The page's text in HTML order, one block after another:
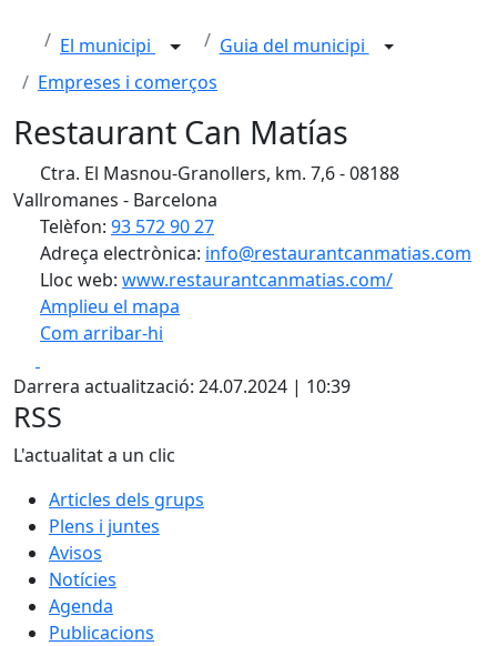
El municipi
Guia del municipi
Empreses i comerços
Restaurant Can Matías
Ctra. El Masnou-Granollers, km. 7,6 - 08188
Vallromanes - Barcelona
Telèfon: 93 572 90 27
Adreça electrònica: info@restaurantcanmatias.com
Lloc web: www.restaurantcanmatias.com/
Amplieu el mapa
Com arribar-hi
+
−
Darrera actualització: 24.07.2024 | 10:39
RSS
L'actualitat a un clic
Articles dels grups
Plens i juntes
Avisos
Notícies
Agenda
Publicacions